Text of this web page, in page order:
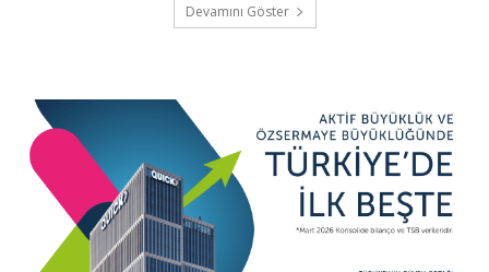
Devamını Göster